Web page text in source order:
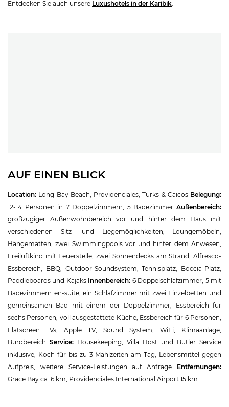
Entdecken Sie auch unsere Luxushotels in der Karibik
AUF EINEN BLICK
Location: Long Bay Beach, Providenciales, Turks & Caicos Belegung:
12-14 Personen in 7 Doppelzimmern, 5 Badezimmer Außenbereich:
großzügiger Außenwohnbereich vor und hinter dem Haus mit
verschiedenen Sitz- und Liegemöglichkeiten, Loungemöbeln,
Hängematten, zwei Swimmingpools vor und hinter dem Anwesen,
Freiluftkino mit Feuerstelle, zwei Sonnendecks am Strand, Alfresco-
Essbereich, BBQ, Outdoor-Soundsystem, Tennisplatz, Boccia-Platz,
Paddleboards und Kajaks Innenbereich: 6 Doppelschlafzimmer, 5 mit
Badezimmern en-suite, ein Schlafzimmer mit zwei Einzelbetten und
gemeinsamen Bad mit einem der Doppelzimmer, Essbereich für
sechs Personen, voll ausgestattete Küche, Essbereich für 6 Personen,
Flatscreen TVs, Apple TV, Sound System, WiFi, Klimaanlage,
Bürobereich Service: Housekeeping, Villa Host und Butler Service
inklusive, Koch für bis zu 3 Mahlzeiten am Tag, Lebensmittel gegen
Aufpreis, weitere Service-Leistungen auf Anfrage Entfernungen:
Grace Bay ca. 6 km, Providenciales International Airport 15 km